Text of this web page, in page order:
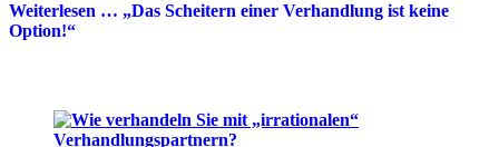
Weiterlesen … „Das Scheitern einer Verhandlung ist keine
Option!“